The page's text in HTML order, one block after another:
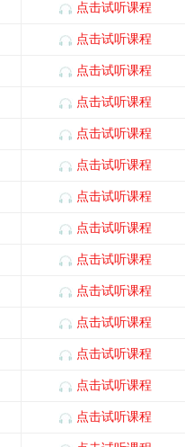
点击试听课程
点击试听课程
点击试听课程
点击试听课程
点击试听课程
点击试听课程
点击试听课程
点击试听课程
点击试听课程
点击试听课程
点击试听课程
点击试听课程
点击试听课程
点击试听课程